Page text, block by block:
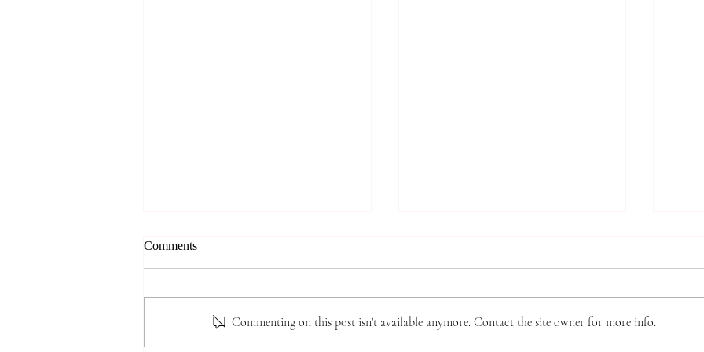
8.2.2026. 홀리 리듬(Holy
도인이 지녀야 할 '홀리 리듬(Holy
Rhythm)'의 개념과 그 실제적 적
● 존스홉킨스 무료 청력검사 및 연
신들을 대상으로 무료 청력선별검
사와 난청·인지기능 관련 연구 프
부터
Comments
Commenting on this post isn't available anymore. Contact the site owner for more info.